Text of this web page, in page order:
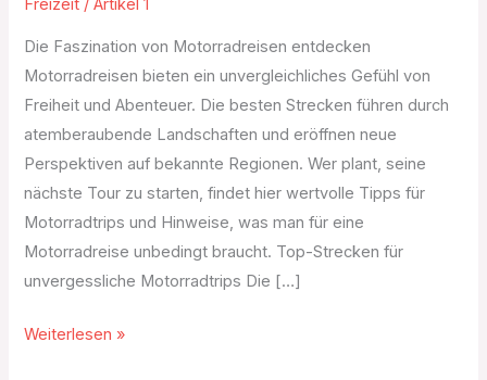
Freizeit /Artikel 1
Die Faszination von Motorradreisen entdecken
Motorradreisen bieten ein unvergleichliches Gefühl von
Freiheit und Abenteuer. Die besten Strecken führen durch
atemberaubende Landschaften und eröffnen neue
Perspektiven auf bekannte Regionen. Wer plant, seine
nächste Tour zu starten, findet hier wertvolle Tipps für
Motorradtrips und Hinweise, was man für eine
Motorradreise unbedingt braucht. Top-Strecken für
unvergessliche Motorradtrips Die […]
Weiterlesen »